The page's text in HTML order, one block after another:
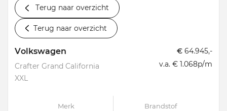
Terug naar overzicht
Terug naar overzicht
Volkswagen
Crafter Grand California
XXL
€ 64.945,-
v.a. € 1.068p/m
Merk Brandstof